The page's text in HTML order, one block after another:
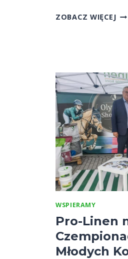
ZOBACZ WIĘCEJ
WSPIERAMY
Pro-Linen
Młodych